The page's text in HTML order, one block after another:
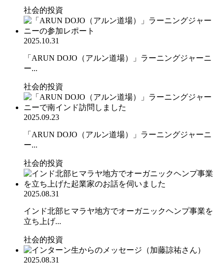
社会的投資
2025.10.31
「ARUN DOJO（アルン道場）」ラーニングジャーニ
ー...
社会的投資
2025.09.23
「ARUN DOJO（アルン道場）」ラーニングジャーニ
ー...
社会的投資
2025.08.31
インド北部ヒマラヤ地方でオーガニックヘンプ事業を
立ち上げ...
社会的投資
2025.08.31